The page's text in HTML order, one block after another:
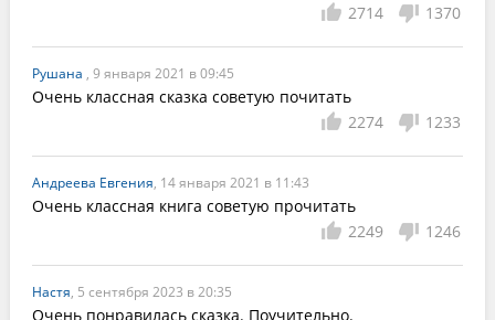
2714
1370
Рушана , 9 января 2021 в 09:45
Очень классная сказка советую почитать
2274
1233
Андреева Евгения, 14 января 2021 в 11:43
Очень классная книга советую прочитать
2249
1246
Настя, 5 сентября 2023 в 20:35
Очень понравилась сказка. Поучительно.